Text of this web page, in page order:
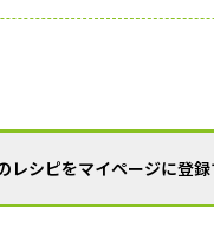
レシピをマイページに登録